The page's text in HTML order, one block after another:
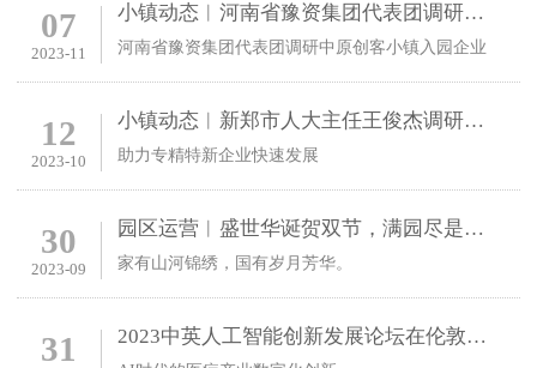
07
2023-11
小镇动态︱河南省豫资集团代表团调研中原创客小镇入园企业
河南省豫资集团代表团调研中原创客小镇入园企业
12
2023-10
小镇动态︱新郑市人大主任王俊杰调研入园企业云锦空天特导新材料有限公司
助力专精特新企业快速发展
30
2023-09
园区运营︱盛世华诞贺双节，满园尽是中国红
家有山河锦绣，国有岁月芳华。
31 2023中英人工智能创新发展论坛在伦敦成功举行